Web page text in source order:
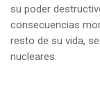
su poder
consecuencias
resto de su vida,
nucleares.